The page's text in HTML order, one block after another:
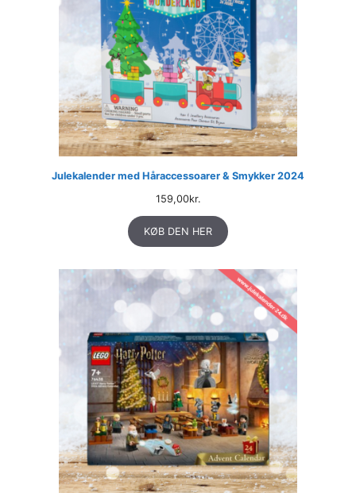
Julekalender med Håraccessoarer & Smykker 2024
159,00kr.
KØB DEN HER